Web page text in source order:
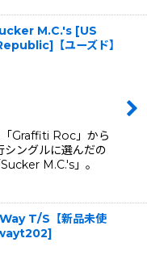
M.C.'s [US
【ユーズド】
「Graffiti Roc」から
ングルに選んだの
M.C.'s」。
T/S【新品未使
]